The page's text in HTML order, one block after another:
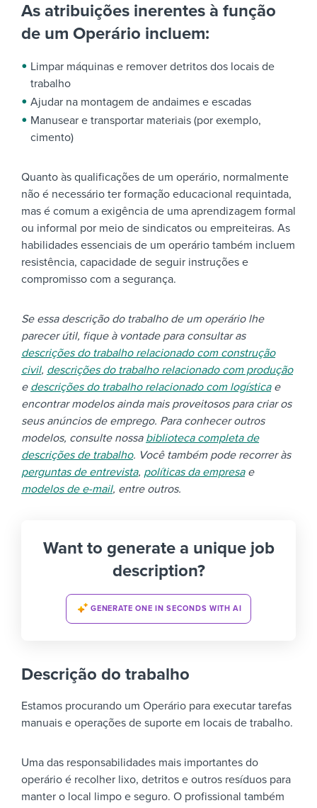
As atribuições inerentes à função
de um Operário incluem:
Limpar máquinas e remover detritos dos locais de
trabalho
Ajudar na montagem de andaimes e escadas
Manusear e transportar materiais (por exemplo,
cimento)
Quanto às qualificações de um operário, normalmente
não é necessário ter formação educacional requintada,
mas é comum a exigência de uma aprendizagem formal
ou informal por meio de sindicatos ou empreiteiras. As
habilidades essenciais de um operário também incluem
resistência, capacidade de seguir instruções e
compromisso com a segurança.
Se essa descrição do trabalho de um operário lhe
parecer útil, fique à vontade para consultar as
descrições do trabalho relacionado com construção
civil, descrições do trabalho relacionado com produção
e descrições do trabalho relacionado com logísticae
encontrar modelos ainda mais proveitosos para criar os
seus anúncios de emprego. Para conhecer outros
modelos, consulte nossa biblioteca completa de
descrições de trabalho. Você também pode recorrer às
perguntas de entrevista, políticas da empresae
modelos de e-mail, entre outros.
Want to generate a unique job
description?
GENERATE ONE IN SECONDS WITH AI
Descrição do trabalho
Estamos procurando um Operário para executar tarefas
manuais e operações de suporte em locais de trabalho.
Uma das responsabilidades mais importantes do
operário é recolher lixo, detritos e outros resíduos para
manter o local limpo e seguro. O profissional também